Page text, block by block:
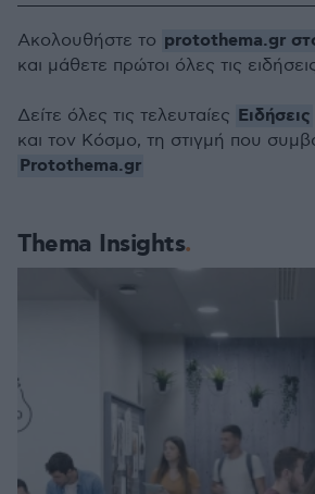
Thema Insights
Ακολουθήστε το protothema.gr
και μάθετε πρώτοι όλες τις
Δείτε όλες τις τελευταίες Ειδήσεις
και τον Κόσμο, τη στιγμή που
Protothema.gr